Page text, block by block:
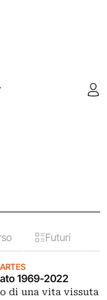
Futuri
1969-2022
di una vita vissuta